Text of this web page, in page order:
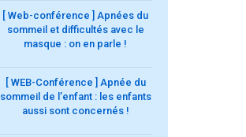
[ Web-conférence ] Apnées du
sommeil et difficultés avec le
masque : on en parle !
[ WEB-Conférence ] Apnée du
sommeil de l’enfant : les enfants
aussi sont concernés !